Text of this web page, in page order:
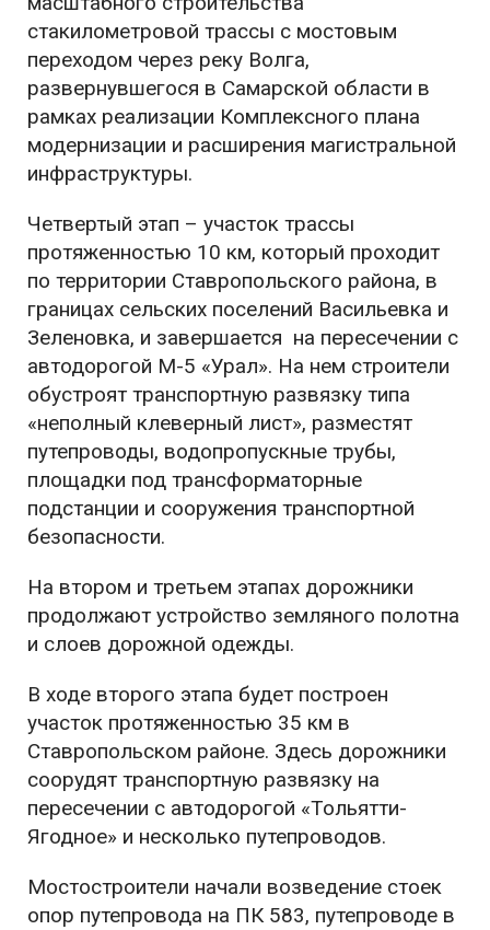
стакилометровой трассы с мостовым
переходом через реку Волга,
развернувшегося в Самарской области в
рамках реализации Комплексного плана
модернизации и расширения магистральной
инфраструктуры.
Четвертый этап – участок трассы
протяженностью 10 км, который проходит
по территории Ставропольского района, в
границах сельских поселений Васильевка и
Зеленовка, и завершается на пересечении с
автодорогой М-5 «Урал». На нем строители
обустроят транспортную развязку типа
«неполный клеверный лист», разместят
путепроводы, водопропускные трубы,
площадки под трансформаторные
подстанции и сооружения транспортной
безопасности.
На втором и третьем этапах дорожники
продолжают устройство земляного полотна
и слоев дорожной одежды.
В ходе второго этапа будет построен
участок протяженностью 35 км в
Ставропольском районе. Здесь дорожники
соорудят транспортную развязку на
пересечении с автодорогой «Тольятти-
Ягодное» и несколько путепроводов.
Мостостроители начали возведение стоек
опор путепровода на ПК 583, путепроводе в